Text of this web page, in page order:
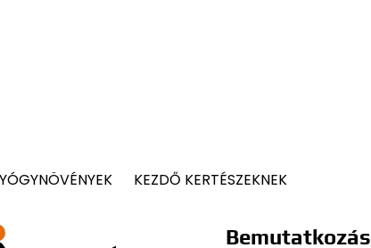
KEZDŐ KERTÉSZEKNEK
Bemutatkozás